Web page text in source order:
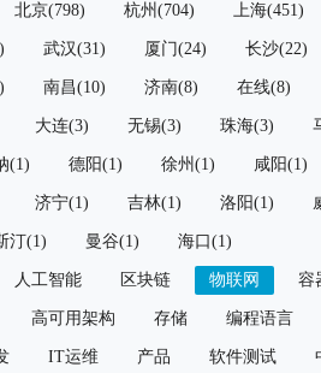
北京(798) 杭州(704) 上海(451)
武汉(31) 厦门(24) 长沙(22)
南昌(10) 济南(8) 在线(8)
大连(3) 无锡(3) 珠海(3)
(1) 德阳(1) 徐州(1) 咸阳(1)
济宁(1) 吉林(1) 洛阳(1)
汀(1) 曼谷(1) 海口(1)
人工智能 区块链 物联网 容
高可用架构 存储 编程语言
IT运维 产品 软件测试